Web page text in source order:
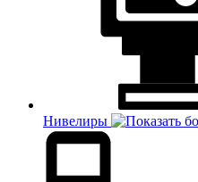
Нивелиры